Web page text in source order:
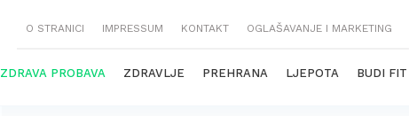
O STRANICI IMPRESSUM KONTAKT OGLAŠAVANJE I MARKETING
ZDRAVA PROBAVA ZDRAVLJE PREHRANA LJEPOTA BUDI FIT